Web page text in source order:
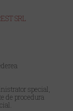
SRL
special,
de procedura